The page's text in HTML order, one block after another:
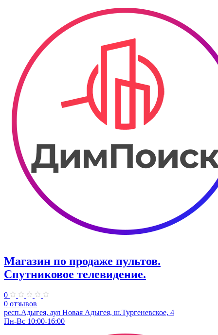
Магазин по продаже пультов.
Спутниковое телевидение.
0
0 отзывов
респ.Адыгея, аул Новая Адыгея, ш.Тургеневское, 4
Пн-Вс 10:00-16:00